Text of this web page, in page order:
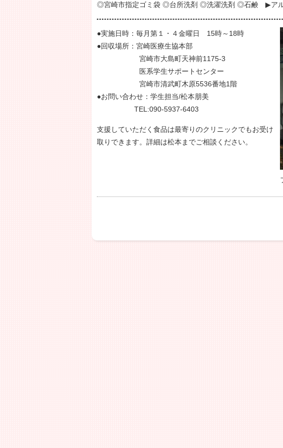
◎宮崎市指定ゴミ袋 ◎台所洗剤 ◎洗濯洗剤 ◎石鹸
▶ア
●実施日時：毎月第１・４金曜日 15時～18時
●回収場所：宮崎医療生協本部
宮崎市大島町天神前1175-3
医系学生サポートセンター
宮崎市清武町木原5536番地1階
●お問い合わせ：学生担当/松本朋美
TEL:090-5937-6403
支援していただく食品は最寄りのクリニックでもお受け
取りできます。詳細は松本までご相談ください。